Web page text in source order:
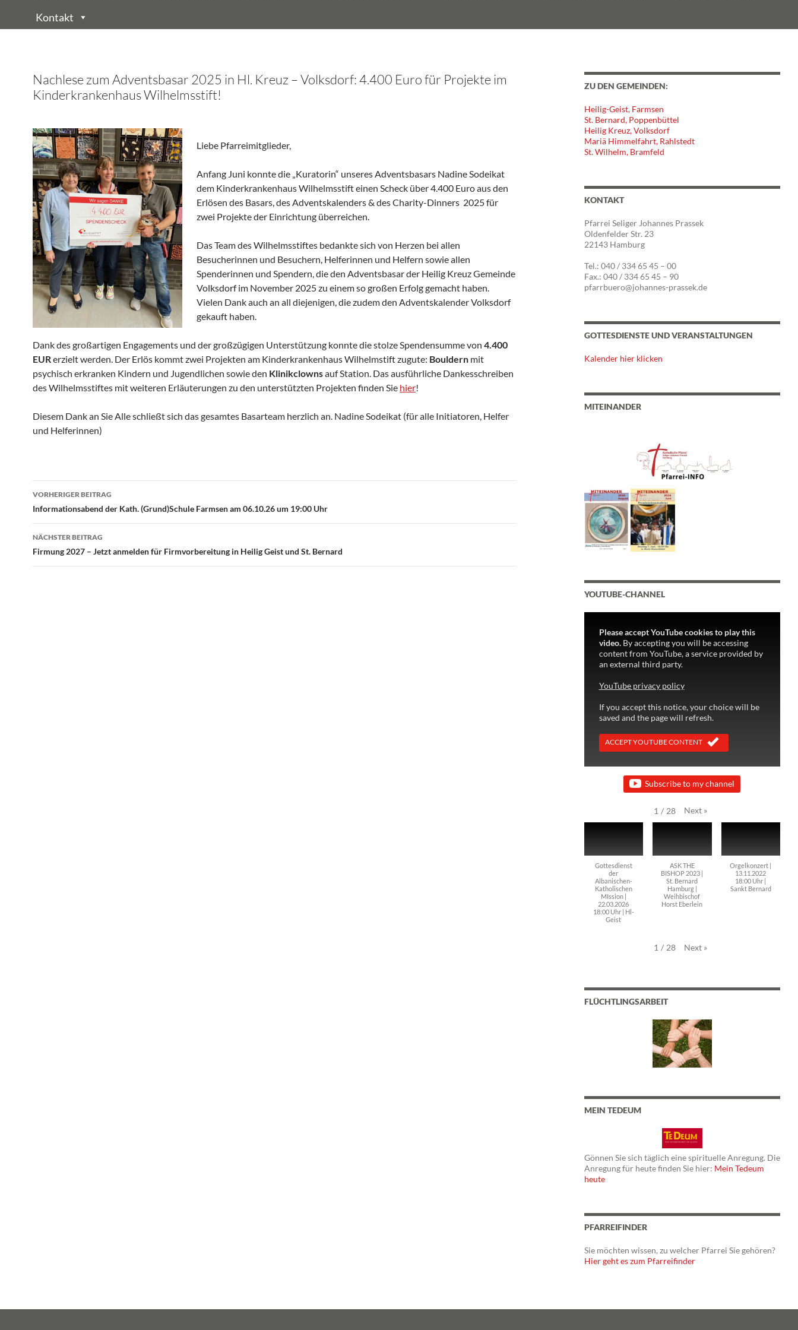
Kontakt
Nachlese zum Adventsbasar 2025 in Hl. Kreuz – Volksdorf: 4.400 Euro für Projekte im
Kinderkrankenhaus Wilhelmsstift!
Liebe Pfarreimitglieder,
Anfang Juni konnte die „Kuratorin“ unseres Adventsbasars Nadine Sodeikat
dem Kinderkrankenhaus Wilhelmsstift einen Scheck über 4.400 Euro aus den
Erlösen des Basars, des Adventskalenders & des Charity-Dinners 2025 für
zwei Projekte der Einrichtung überreichen.
Das Team des Wilhelmsstiftes bedankte sich von Herzen bei allen
Besucherinnen und Besuchern, Helferinnen und Helfern sowie allen
Spenderinnen und Spendern, die den Adventsbasar der Heilig Kreuz Gemeinde
Volksdorf im November 2025 zu einem so großen Erfolg gemacht haben.
Vielen Dank auch an all diejenigen, die zudem den Adventskalender Volksdorf
gekauft haben.
Dank des großartigen Engagements und der großzügigen Unterstützung konnte die stolze Spendensumme von 4.400
EURerzielt werden. Der Erlös kommt zwei Projekten am Kinderkrankenhaus Wilhelmstift zugute: Bouldern mit
psychisch erkranken Kindern und Jugendlichen sowie den Klinikclownsauf Station. Das ausführliche Dankesschreiben
des Wilhelmsstiftes mit weiteren Erläuterungen zu den unterstützten Projekten finden Sie hier!
Diesem Dank an Sie Alle schließt sich das gesamtes Basarteam herzlich an. Nadine Sodeikat (für alle Initiatoren, Helfer
und Helferinnen)
Beitragsnavigation
VORHERIGER BEITRAG
Informationsabend der Kath. (Grund)Schule Farmsen am 06.10.26 um 19:00 Uhr
NÄCHSTER BEITRAG
Firmung 2027 – Jetzt anmelden für Firmvorbereitung in Heilig Geist und St. Bernard
ZU DEN GEMEINDEN:
Heilig-Geist, Farmsen
St. Bernard, Poppenbüttel
Heilig Kreuz, Volksdorf
Mariä Himmelfahrt, Rahlstedt
St. Wilhelm, Bramfeld
KONTAKT
Pfarrei Seliger Johannes Prassek
Oldenfelder Str. 23
22143 Hamburg
Tel.: 040 / 334 65 45 – 00
Fax.: 040 / 334 65 45 – 90
pfarrbuero@johannes-prassek.de
GOTTESDIENSTE UND VERANSTALTUNGEN
Kalender hier klicken
MITEINANDER
YOUTUBE-CHANNEL
Please accept YouTube cookies to play this
video.By accepting you will be accessing
content from YouTube, a service provided by
an external third party.
YouTube privacy policy
If you accept this notice, your choice will be
saved and the page will refresh.
ACCEPT YOUTUBE CONTENT
Subscribe to my channel
1 / 28 Next »
Gottesdienst
der
Albanischen-
Katholischen
MIssion |
22.03.2026
18:00 Uhr | Hl-
Geist
ASK THE
BISHOP 2023 |
St. Bernard
Hamburg |
Weihbischof
Horst Eberlein
Orgelkonzert |
13.11.2022
18:00 Uhr |
Sankt Bernard
1 / 28 Next »
FLÜCHTLINGSARBEIT
MEIN TEDEUM
Gönnen Sie sich täglich eine spirituelle Anregung. Die
Anregung für heute finden Sie hier: Mein Tedeum
heute
PFARREIFINDER
Sie möchten wissen, zu welcher Pfarrei Sie gehören?
Hier geht es zum Pfarreifinder